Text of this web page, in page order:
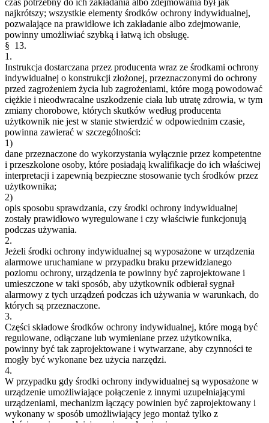
czas potrzebny do ich zakładania albo zdejmowania był jak
najkrótszy; wszystkie elementy środków ochrony indywidualnej,
pozwalające na prawidłowe ich zakładanie albo zdejmowanie,
powinny umożliwiać szybką i łatwą ich obsługę.
§ 13.
1.
Instrukcja dostarczana przez producenta wraz ze środkami ochrony
indywidualnej o konstrukcji złożonej, przeznaczonymi do ochrony
przed zagrożeniem życia lub zagrożeniami, które mogą powodować
ciężkie i nieodwracalne uszkodzenie ciała lub utratę zdrowia, w tym
zmiany chorobowe, których skutków według producenta
użytkownik nie jest w stanie stwierdzić w odpowiednim czasie,
powinna zawierać w szczególności:
1)
dane przeznaczone do wykorzystania wyłącznie przez kompetentne
i przeszkolone osoby, które posiadają kwalifikacje do ich właściwej
interpretacji i zapewnią bezpieczne stosowanie tych środków przez
użytkownika;
2)
opis sposobu sprawdzania, czy środki ochrony indywidualnej
zostały prawidłowo wyregulowane i czy właściwie funkcjonują
podczas używania.
2.
Jeżeli środki ochrony indywidualnej są wyposażone w urządzenia
alarmowe uruchamiane w przypadku braku przewidzianego
poziomu ochrony, urządzenia te powinny być zaprojektowane i
umieszczone w taki sposób, aby użytkownik odbierał sygnał
alarmowy z tych urządzeń podczas ich używania w warunkach, do
których są przeznaczone.
3.
Części składowe środków ochrony indywidualnej, które mogą być
regulowane, odłączane lub wymieniane przez użytkownika,
powinny być tak zaprojektowane i wytwarzane, aby czynności te
mogły być wykonane bez użycia narzędzi.
4.
W przypadku gdy środki ochrony indywidualnej są wyposażone w
urządzenie umożliwiające połączenie z innymi uzupełniającymi
urządzeniami, mechanizm łączący powinien być zaprojektowany i
wykonany w sposób umożliwiający jego montaż tylko z